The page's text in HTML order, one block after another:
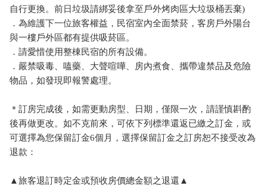
自行更換。前日垃圾請綁妥後拿至戶外烤肉區大垃圾桶丟棄)
．為維護下一位旅客權益，民宿室內全面禁菸，客房戶外陽台
與一樓戶外區都有提供吸菸區。
．請愛惜使用整棟民宿的所有設備。
．嚴禁吸毒、嗑藥、大聲喧嘩、房內煮食、攜帶違禁品及危險
物品，如發現即報警處理。
＊訂房完成後，如需更動房型、日期，僅限一次，請謹慎斟酌
後再做更改。如不克前來，可依下列標準還返已繳之訂金，或
可選擇為您保留訂金6個月，選擇保留訂金之訂房恕不接受改為
退款：
▲旅客退訂時定金或預收房價總金額之退還▲